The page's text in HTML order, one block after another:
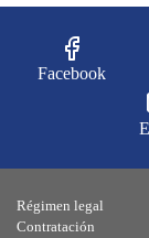
Facebook
Régimen legal
Contratación